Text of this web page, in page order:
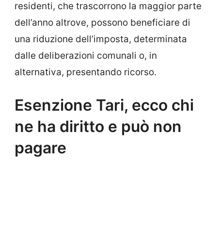
residenti, che trascorrono la maggior parte
dell’anno altrove, possono beneficiare di
una riduzione dell’imposta, determinata
dalle deliberazioni comunali o, in
alternativa, presentando ricorso.
Esenzione Tari, ecco chi
ne ha diritto e può non
pagare